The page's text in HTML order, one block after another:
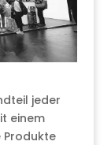
jeder
einem
Produkte